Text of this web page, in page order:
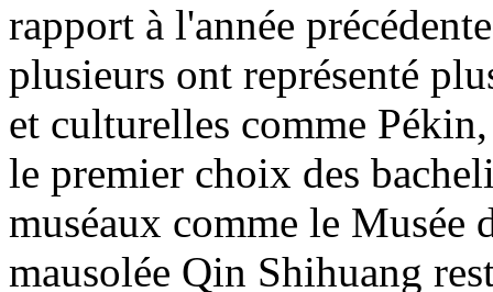
rapport à l'année
plusieurs ont représenté
et culturelles comme
le premier choix des
muséaux comme le Musée
mausolée Qin Shihuang